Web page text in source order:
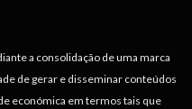
a consolidação de uma marca
de gerar e disseminar conteúdos
económica em termos tais que